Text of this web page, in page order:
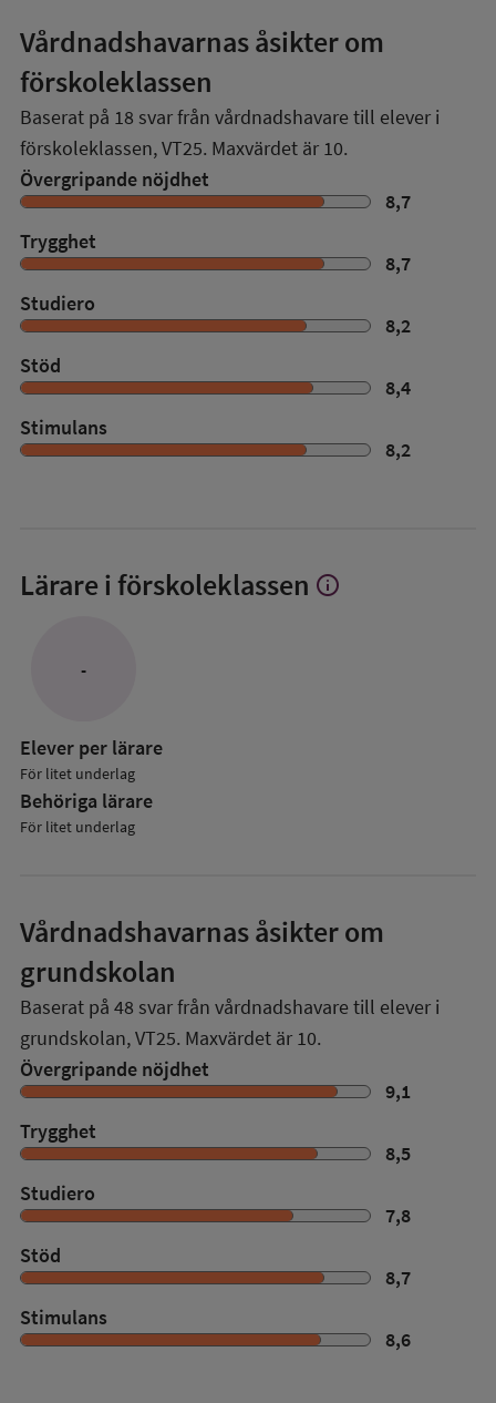
Vårdnadshavarnas åsikter om
förskoleklassen
Baserat på 18 svar från vårdnadshavare till elever i
förskoleklassen,VT25. Maxvärdet är 10.
Övergripande nöjdhet
8,7
Trygghet
8,7
Studiero
8,2
Stöd
8,4
Stimulans
8,2
Lärare i förskoleklassen Visa
info
-
Elever per lärare
För litet underlag
Behöriga lärare
För litet underlag
Vårdnadshavarnas åsikter om
grundskolan
Baserat på 48 svar från vårdnadshavare till elever i
grundskolan,VT25. Maxvärdet är 10.
Övergripande nöjdhet
9,1
Trygghet
8,5
Studiero
7,8
Stöd
8,7
Stimulans
8,6